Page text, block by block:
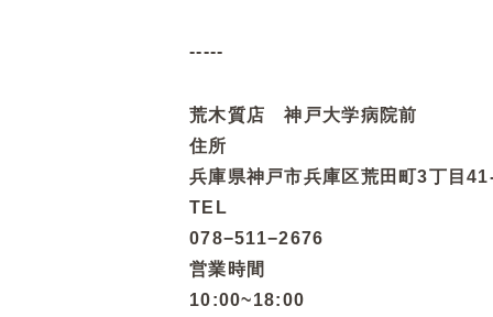
-----
荒木質店 神戸大学病院前
住所
兵庫県神戸市兵庫区荒田町3丁目
TEL
078−511−2676
営業時間
10:00~18:00